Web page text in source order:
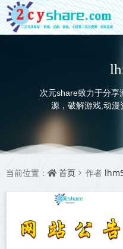
次元share致力于分享
源，破解游戏,动
戏,switch游戏,金手指
并
当前位置： 首页 作者